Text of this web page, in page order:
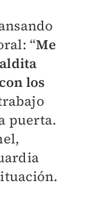
“Me
los
puerta.